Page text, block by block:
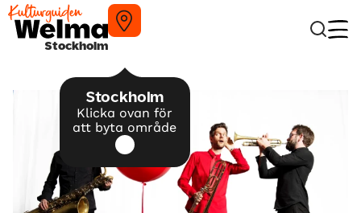
Stockholm
Stockholm
Klicka ovan för
att byta område